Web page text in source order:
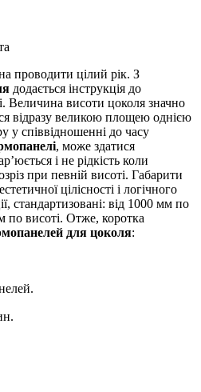
проводити цілий рік. З
додається інструкція до
Величина висоти цоколя значно
відразу великою площею однією
у співвідношенні до часу
, може здатися
і не рідкість коли
при певній висоті. Габарити
цілісності і логічного
стандартизовані: від 1000 мм по
по висоті. Отже, коротка
для цоколя: